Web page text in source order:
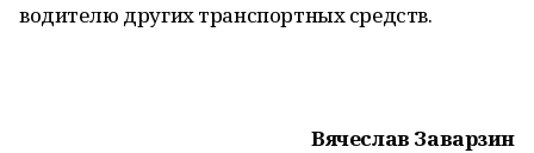
водителю других транспортных средств.
Вячеслав Заварзин